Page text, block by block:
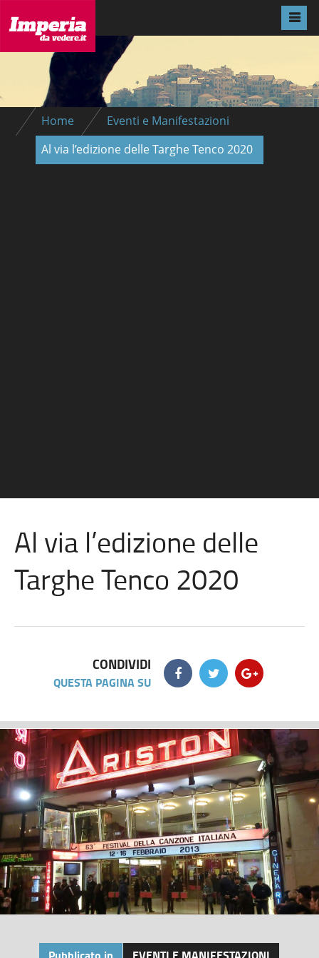
Home
Eventi e Manifestazioni
Al via l’edizione delle Targhe Tenco 2020
Al via l’edizione delle
Targhe Tenco 2020
CONDIVIDI
QUESTA PAGINA SU